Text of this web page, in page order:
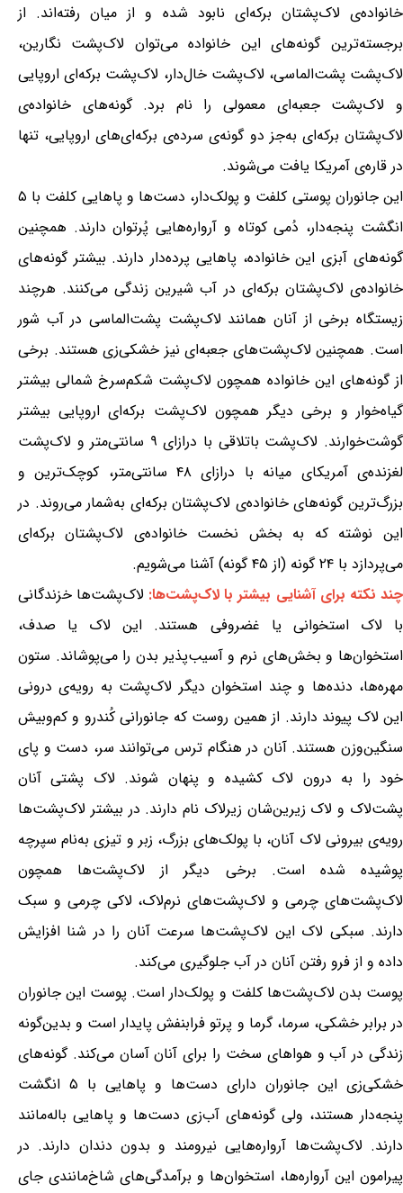
خانواده‌ی لاک‌پشتان برکه‌ای نابود شده و از میان رفته‌اند. از
برجسته‌ترین گونه‌های این خانواده می‌توان لاک‌پشت نگارین،
لاک‌پشت پشت‌الماسی، لاک‌پشت خال‌دار، لاک‌پشت برکه‌ای اروپایی
و لاک‌پشت جعبه‌ای معمولی را نام برد. گونه‌های خانواده‌ی
لاک‌پشتان برکه‌ای به‌جز دو گونه‌ی سرده‌ی برکه‌ای‌های اروپایی، تنها
در قاره‌ی آمریکا یافت می‌شوند.
این جانوران پوستی کلفت و پولک‌دار، دست‌ها و پاهایی کلفت با ۵
انگشت پنجه‌دار، دُمی کوتاه و آرواره‌هایی پُرتوان دارند. همچنین
گونه‌های آبزی این خانواده، پاهایی پرده‌دار دارند. بیشتر گونه‌های
خانواده‌ی لاک‌پشتان برکه‌ای در آب شیرین زندگی می‌کنند. هرچند
زیستگاه برخی از آنان همانند لاک‌پشت پشت‌الماسی در آب شور
است. همچنین لاک‌پشت‌های جعبه‌ای نیز خشکی‌زی هستند. برخی
از گونه‌های این خانواده همچون لاک‌پشت شکم‌سرخ شمالی بیشتر
گیاه‌خوار و برخی دیگر همچون لاک‌پشت برکه‌ای اروپایی بیشتر
گوشت‌خوارند. لاک‌پشت باتلاقی با درازای ۹ سانتی‌متر و لاک‌پشت
لغزنده‌ی آمریکای میانه با درازای ۴۸ سانتی‌متر، کوچک‌ترین و
بزرگ‌ترین گونه‌های خانواده‌ی لاک‌پشتان برکه‌ای به‌شمار می‌روند. در
این نوشته که به بخش نخست خانواده‌ی لاک‌پشتان برکه‌ای
می‌پردازد با ۲۴ گونه (از ۴۵ گونه) آشنا می‌شویم.
چند نکته برای آشنایی بیشتر با لاک‌پشت‌ها: لاک‌پشت‌ها خزندگانی
با لاک استخوانی یا غضروفی هستند. این لاک یا صدف،
استخوان‌ها و بخش‌های نرم و آسیب‌پذیر بدن را می‌پوشاند. ستون
مهره‌ها، دنده‌ها و چند استخوان دیگر لاک‌پشت به رویه‌ی درونی
این لاک پیوند دارند. از همین روست که جانورانی کُندرو و کم‌وبیش
سنگین‌وزن هستند. آنان در هنگام ترس می‌توانند سر، دست و پای
خود را به درون لاک کشیده و پنهان شوند. لاک پشتی آنان
پشت‌لاک و لاک زیرین‌شان زیرلاک نام دارند. در بیشتر لاک‌پشت‌ها
رویه‌ی بیرونی لاک آنان، با پولک‌های بزرگ، زبر و تیزی به‌نام سپرچه
پوشیده شده است. برخی دیگر از لاک‌پشت‌ها همچون
لاک‌پشت‌های چرمی و لاک‌پشت‌های نرم‌لاک، لاکی چرمی و سبک
دارند. سبکی لاک این لاک‌پشت‌ها سرعت آنان را در شنا افزایش
داده و از فرو رفتن آنان در آب جلوگیری می‌کند.
پوست بدن لاک‌پشت‌ها کلفت و پولک‌دار است. پوست این جانوران
در برابر خشکی، سرما، گرما و پرتو فرابنفش پایدار است و بدین‌گونه
زندگی در آب و هواهای سخت را برای آنان آسان می‌کند. گونه‌های
خشکی‌زی این جانوران دارای دست‌ها و پاهایی با ۵ انگشت
پنجه‌دار هستند، ولی گونه‌های آب‌زی دست‌ها و پاهایی باله‌مانند
دارند. لاک‌پشت‌ها آرواره‌هایی نیرومند و بدون دندان دارند. در
پیرامون این آرواره‌ها، استخوان‌ها و برآمدگی‌های شاخ‌مانندی جای